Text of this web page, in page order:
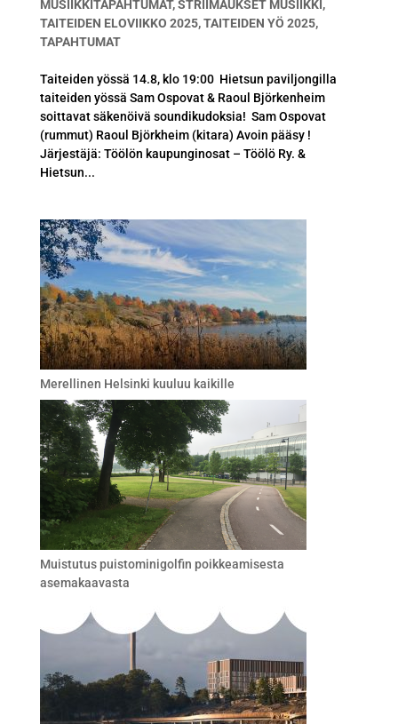
MUSIIKKITAPAHTUMAT,STRIIMAUKSET MUSIIKKI,
TAITEIDEN ELOVIIKKO 2025,TAITEIDEN YÖ 2025,
TAPAHTUMAT
Taiteiden yössä 14.8, klo 19:00 Hietsun paviljongilla
taiteiden yössä Sam Ospovat & Raoul Björkenheim
soittavat säkenöivä soundikudoksia! Sam Ospovat
(rummut) Raoul Björkheim (kitara) Avoin pääsy !
Järjestäjä: Töölön kaupunginosat – Töölö Ry. &
Hietsun...
Merellinen Helsinki kuuluu kaikille
Muistutus puistominigolfin poikkeamisesta
asemakaavasta